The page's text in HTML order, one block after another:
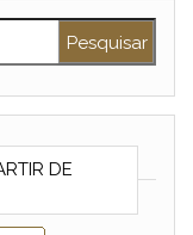
DE